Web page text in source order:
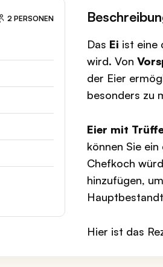
2 PERSONEN
Das Ei ist eine
wird. Von
der Eier
besonders zu
Eier mit
können Sie
Chefkoch
hinzufügen,
Hier ist das